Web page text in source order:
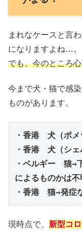
まれなケースと言
になりますよね…。
でも、今のところ
今まで犬・猫で感
ものがあります。
・香港　犬（ポ
・香港　犬（シ
・ベルギー　猫→
によるものかは不
・香港　猫→発症
現時点で、 新型コ